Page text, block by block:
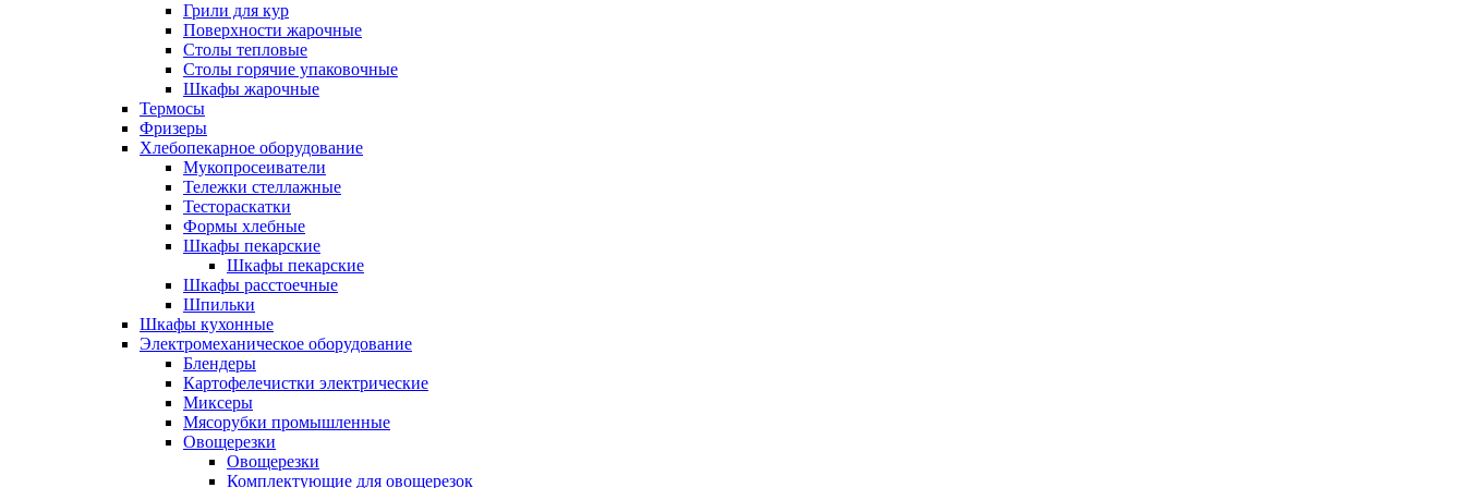
Грили для кур
Поверхности жарочные
Столы тепловые
Столы горячие упаковочные
Шкафы жарочные
Термосы
Фризеры
Хлебопекарное оборудование
Мукопросеиватели
Тележки стеллажные
Тестораскатки
Формы хлебные
Шкафы пекарские
Шкафы пекарские
Шкафы расстоечные
Шпильки
Шкафы кухонные
Электромеханическое оборудование
Блендеры
Картофелечистки электрические
Миксеры
Мясорубки промышленные
Овощерезки
Овощерезки
Комплектующие для овощерезок